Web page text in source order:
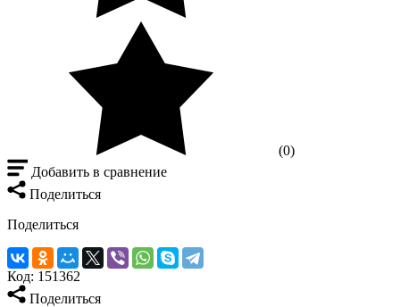
(0)
Добавить в сравнение
Поделиться
Поделиться
Код: 151362
Поделиться